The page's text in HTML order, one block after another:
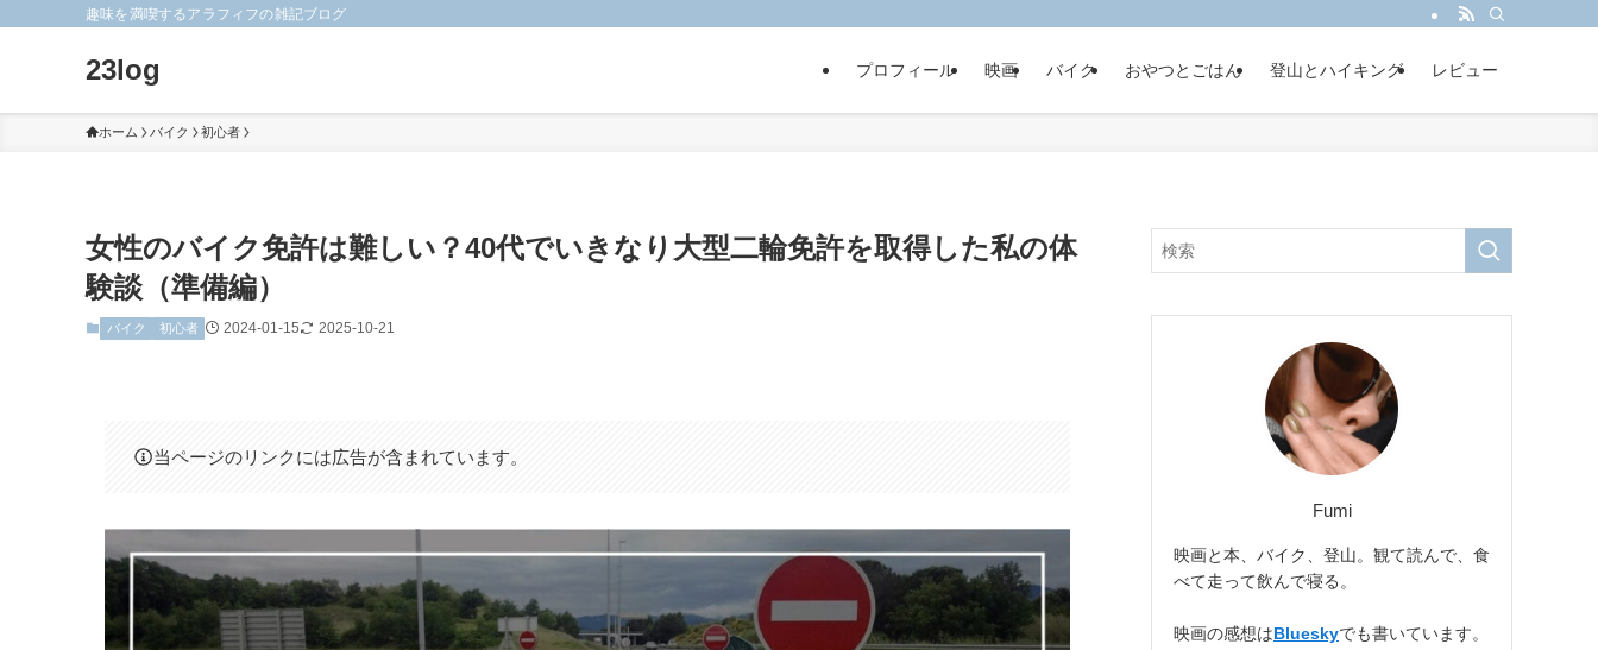
趣味を満喫するアラフィフの雑記ブログ
23log プロフィール 映画 バイク おやつとごはん 登山とハイキング レビュー
ホーム バイク 初心者
女性のバイク免許は難しい？40代でいきなり大型二輪免許を取得した私の体
験談（準備編）
バイク 初心者 2024-01-15 2025-10-21
当ページのリンクには広告が含まれています。
Fumi
映画と本、バイク、登山。観て読んで、食
べて走って飲んで寝る。
映画の感想はBlueskyでも書いています。